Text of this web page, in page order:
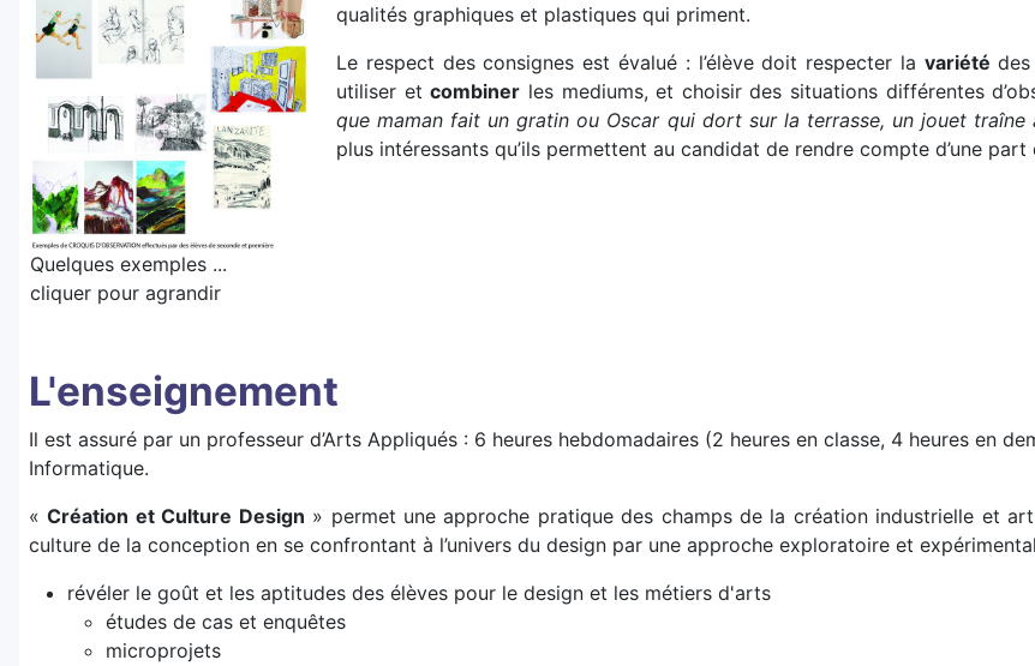
Quelques exemples ...
cliquer pour agrandir
qualités graphiques et plastiques qui priment.
Le respect des consignes est évalué : l’élève doit respecter la variété
utiliser etcombiner les mediums, et choisir des situations différentes
que maman fait un gratin ou Oscar qui dort sur la terrasse, un jouet
plus intéressants qu’ils permettent au candidat de rendre compte d’une
L'enseignement
Il est assuré par un professeur d’Arts Appliqués : 6 heures hebdomadaires (2 heures en classe, 4 heures en
Informatique.
«Création et Culture Design » permet une approche pratique des champs de la création industrielle et
culture de la conception en se confrontant à l’univers du design par une approche exploratoire et
révéler le goût et les aptitudes des élèves pour le design et les métiers d'arts
études de cas et enquêtes
microprojets